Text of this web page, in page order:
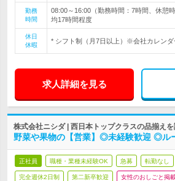
勤務
時間
08:00～16:00（勤務時間：7時間、休憩
均17時間程度
休日
休暇
* シフト制（月7日以上）※会社カレンダ
求人詳細を見る
株式会社ニシダ | 西日本トップクラスの品揃え
野菜や果物の【営業】◎未経験歓迎 ◎ル
正社員 職種・業種未経験OK 急募 転勤なし
完全週休2日制 第二新卒歓迎 女性のおしごと掲